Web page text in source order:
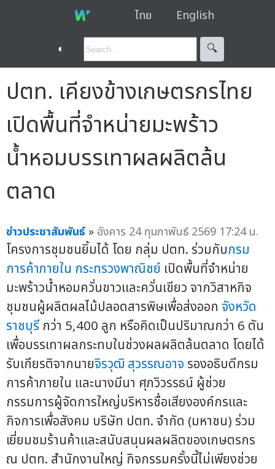
ไทย English
◐ 🔍︎
ปตท. เคียงข้างเกษตรกรไทย
เปิดพื้นที่จำหน่ายมะพร้าว
น้ำหอมบรรเทาผลผลิตล้น
ตลาด
ข่าวประชาสัมพันธ์ » อังคาร 24 กุมภาพันธ์ 2569 17:24 น.
โครงการชุมชนยิ้มได้ โดย กลุ่ม ปตท. ร่วมกับกรม
การค้าภายใน กระทรวงพาณิชย์ เปิดพื้นที่จำหน่าย
มะพร้าวน้ำหอมควั่นขาวและควั่นเขียว จากวิสาหกิจ
ชุมชนผู้ผลิตผลไม้ปลอดสารพิษเพื่อส่งออก จังหวัด
ราชบุรี กว่า 5,400 ลูก หรือคิดเป็นปริมาณกว่า 6 ตัน
เพื่อบรรเทาผลกระทบในช่วงผลผลิตล้นตลาด โดยได้
รับเกียรติจากนายจิรวุฒิ สุวรรณอาจ รองอธิบดีกรม
การค้าภายใน และนางมีนา ศุภวิวรรธน์ ผู้ช่วย
กรรมการผู้จัดการใหญ่บริหารชื่อเสียงองค์กรและ
กิจการเพื่อสังคม บริษัท ปตท. จำกัด (มหาชน) ร่วม
เยี่ยมชมร้านค้าและสนับสนุนผลผลิตของเกษตรกร
ณ ปตท. สำนักงานใหญ่ กิจกรรมครั้งนี้ไม่เพียงช่วย